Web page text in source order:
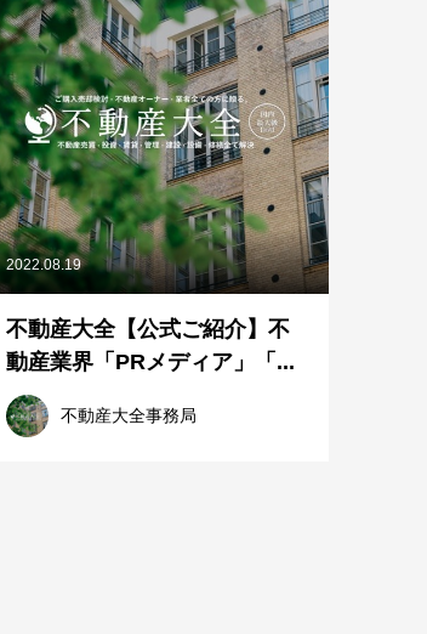
2022.08.19
不動産大全【公式ご紹介】不
動産業界「PRメディア」「...
不動産大全事務局